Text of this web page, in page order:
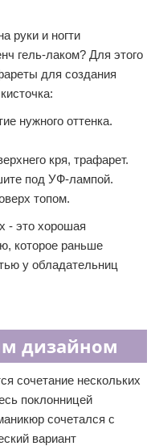
руки и ногти
гель-лаком? Для этого
для создания
нужного оттенка.
кря, трафарет.
под УФ-лампой.
топом.
- это хорошая
которое раньше
у обладательниц
дизайном
сочетание нескольких
поклонницей
сочетался с
вариант